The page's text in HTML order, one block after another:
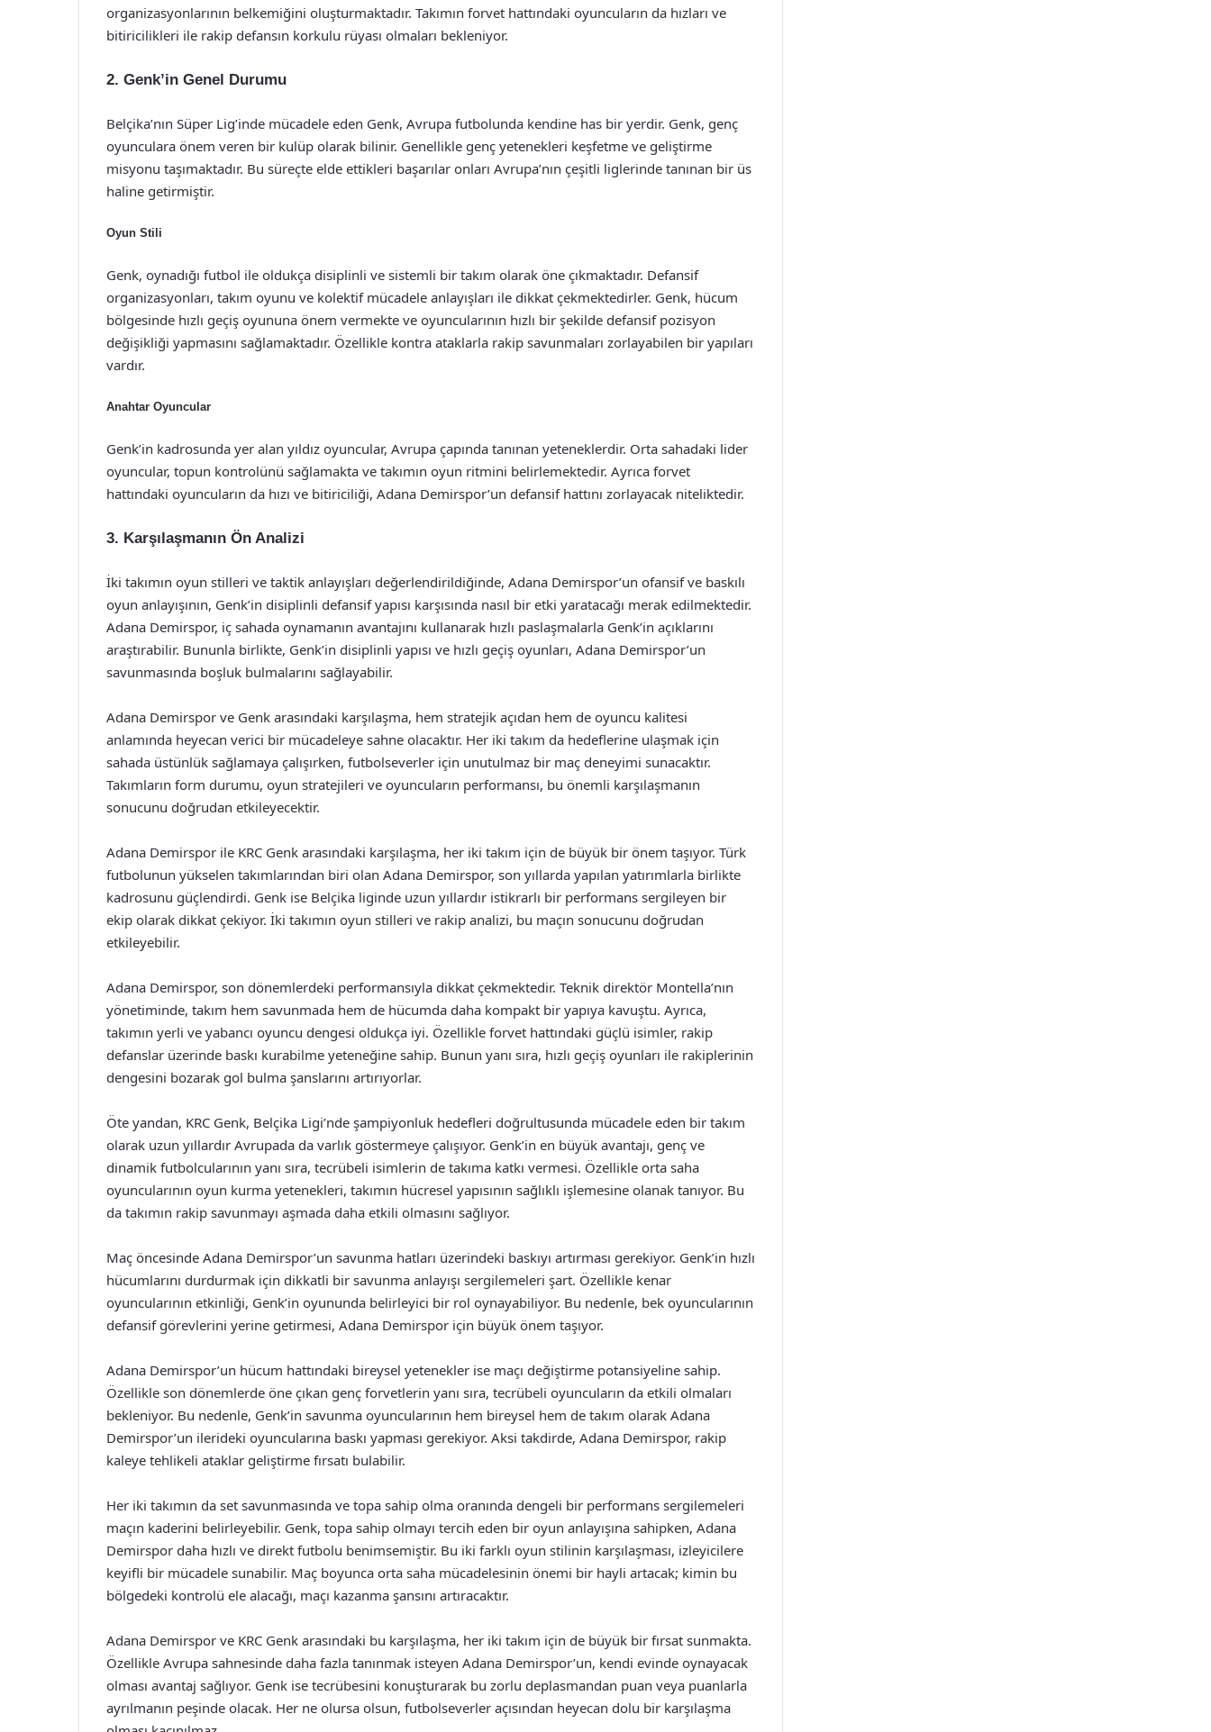
organizasyonlarının belkemiğini oluşturmaktadır. Takımın forvet hattındaki oyuncuların da hızları ve
bitiricilikleri ile rakip defansın korkulu rüyası olmaları bekleniyor.
2. Genk’in Genel Durumu
Belçika’nın Süper Lig’inde mücadele eden Genk, Avrupa futbolunda kendine has bir yerdir. Genk, genç
oyunculara önem veren bir kulüp olarak bilinir. Genellikle genç yetenekleri keşfetme ve geliştirme
misyonu taşımaktadır. Bu süreçte elde ettikleri başarılar onları Avrupa’nın çeşitli liglerinde tanınan bir üs
haline getirmiştir.
Oyun Stili
Genk, oynadığı futbol ile oldukça disiplinli ve sistemli bir takım olarak öne çıkmaktadır. Defansif
organizasyonları, takım oyunu ve kolektif mücadele anlayışları ile dikkat çekmektedirler. Genk, hücum
bölgesinde hızlı geçiş oyununa önem vermekte ve oyuncularının hızlı bir şekilde defansif pozisyon
değişikliği yapmasını sağlamaktadır. Özellikle kontra ataklarla rakip savunmaları zorlayabilen bir yapıları
vardır.
Anahtar Oyuncular
Genk’in kadrosunda yer alan yıldız oyuncular, Avrupa çapında tanınan yeteneklerdir. Orta sahadaki lider
oyuncular, topun kontrolünü sağlamakta ve takımın oyun ritmini belirlemektedir. Ayrıca forvet
hattındaki oyuncuların da hızı ve bitiriciliği, Adana Demirspor’un defansif hattını zorlayacak niteliktedir.
3. Karşılaşmanın Ön Analizi
İki takımın oyun stilleri ve taktik anlayışları değerlendirildiğinde, Adana Demirspor’un ofansif ve baskılı
oyun anlayışının, Genk’in disiplinli defansif yapısı karşısında nasıl bir etki yaratacağı merak edilmektedir.
Adana Demirspor, iç sahada oynamanın avantajını kullanarak hızlı paslaşmalarla Genk’in açıklarını
araştırabilir. Bununla birlikte, Genk’in disiplinli yapısı ve hızlı geçiş oyunları, Adana Demirspor’un
savunmasında boşluk bulmalarını sağlayabilir.
Adana Demirspor ve Genk arasındaki karşılaşma, hem stratejik açıdan hem de oyuncu kalitesi
anlamında heyecan verici bir mücadeleye sahne olacaktır. Her iki takım da hedeflerine ulaşmak için
sahada üstünlük sağlamaya çalışırken, futbolseverler için unutulmaz bir maç deneyimi sunacaktır.
Takımların form durumu, oyun stratejileri ve oyuncuların performansı, bu önemli karşılaşmanın
sonucunu doğrudan etkileyecektir.
Adana Demirspor ile KRC Genk arasındaki karşılaşma, her iki takım için de büyük bir önem taşıyor. Türk
futbolunun yükselen takımlarından biri olan Adana Demirspor, son yıllarda yapılan yatırımlarla birlikte
kadrosunu güçlendirdi. Genk ise Belçika liginde uzun yıllardır istikrarlı bir performans sergileyen bir
ekip olarak dikkat çekiyor. İki takımın oyun stilleri ve rakip analizi, bu maçın sonucunu doğrudan
etkileyebilir.
Adana Demirspor, son dönemlerdeki performansıyla dikkat çekmektedir. Teknik direktör Montella’nın
yönetiminde, takım hem savunmada hem de hücumda daha kompakt bir yapıya kavuştu. Ayrıca,
takımın yerli ve yabancı oyuncu dengesi oldukça iyi. Özellikle forvet hattındaki güçlü isimler, rakip
defanslar üzerinde baskı kurabilme yeteneğine sahip. Bunun yanı sıra, hızlı geçiş oyunları ile rakiplerinin
dengesini bozarak gol bulma şanslarını artırıyorlar.
Öte yandan, KRC Genk, Belçika Ligi’nde şampiyonluk hedefleri doğrultusunda mücadele eden bir takım
olarak uzun yıllardır Avrupada da varlık göstermeye çalışıyor. Genk’in en büyük avantajı, genç ve
dinamik futbolcularının yanı sıra, tecrübeli isimlerin de takıma katkı vermesi. Özellikle orta saha
oyuncularının oyun kurma yetenekleri, takımın hücresel yapısının sağlıklı işlemesine olanak tanıyor. Bu
da takımın rakip savunmayı aşmada daha etkili olmasını sağlıyor.
Maç öncesinde Adana Demirspor’un savunma hatları üzerindeki baskıyı artırması gerekiyor. Genk’in hızlı
hücumlarını durdurmak için dikkatli bir savunma anlayışı sergilemeleri şart. Özellikle kenar
oyuncularının etkinliği, Genk’in oyununda belirleyici bir rol oynayabiliyor. Bu nedenle, bek oyuncularının
defansif görevlerini yerine getirmesi, Adana Demirspor için büyük önem taşıyor.
Adana Demirspor’un hücum hattındaki bireysel yetenekler ise maçı değiştirme potansiyeline sahip.
Özellikle son dönemlerde öne çıkan genç forvetlerin yanı sıra, tecrübeli oyuncuların da etkili olmaları
bekleniyor. Bu nedenle, Genk’in savunma oyuncularının hem bireysel hem de takım olarak Adana
Demirspor’un ilerideki oyuncularına baskı yapması gerekiyor. Aksi takdirde, Adana Demirspor, rakip
kaleye tehlikeli ataklar geliştirme fırsatı bulabilir.
Her iki takımın da set savunmasında ve topa sahip olma oranında dengeli bir performans sergilemeleri
maçın kaderini belirleyebilir. Genk, topa sahip olmayı tercih eden bir oyun anlayışına sahipken, Adana
Demirspor daha hızlı ve direkt futbolu benimsemiştir. Bu iki farklı oyun stilinin karşılaşması, izleyicilere
keyifli bir mücadele sunabilir. Maç boyunca orta saha mücadelesinin önemi bir hayli artacak; kimin bu
bölgedeki kontrolü ele alacağı, maçı kazanma şansını artıracaktır.
Adana Demirspor ve KRC Genk arasındaki bu karşılaşma, her iki takım için de büyük bir fırsat sunmakta.
Özellikle Avrupa sahnesinde daha fazla tanınmak isteyen Adana Demirspor’un, kendi evinde oynayacak
olması avantaj sağlıyor. Genk ise tecrübesini konuşturarak bu zorlu deplasmandan puan veya puanlarla
ayrılmanın peşinde olacak. Her ne olursa olsun, futbolseverler açısından heyecan dolu bir karşılaşma